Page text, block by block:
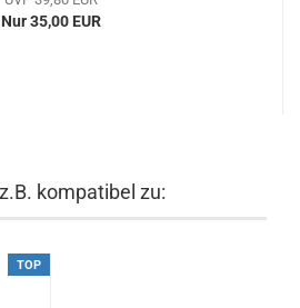
Nur 35,00 EUR
kompatibel zu:
TOP